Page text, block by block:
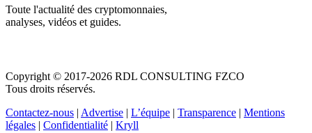
Toute l'actualité des cryptomonnaies,
analyses, vidéos et guides.
Copyright © 2017-2026 RDL CONSULTING FZCO
Tous droits réservés.
Contactez-nous | Advertise | L’équipe | Transparence | Mentions
légales | Confidentialité | Kryll